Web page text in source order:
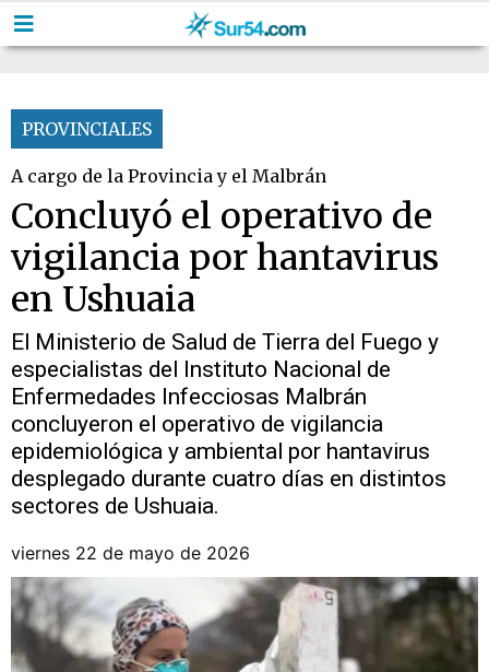
PROVINCIALES
A cargo de la Provincia y el Malbrán
Concluyó el operativo de
vigilancia por hantavirus
en Ushuaia
El Ministerio de Salud de Tierra del Fuego y
especialistas del Instituto Nacional de
Enfermedades Infecciosas Malbrán
concluyeron el operativo de vigilancia
epidemiológica y ambiental por hantavirus
desplegado durante cuatro días en distintos
sectores de Ushuaia.
viernes 22 de mayo de 2026